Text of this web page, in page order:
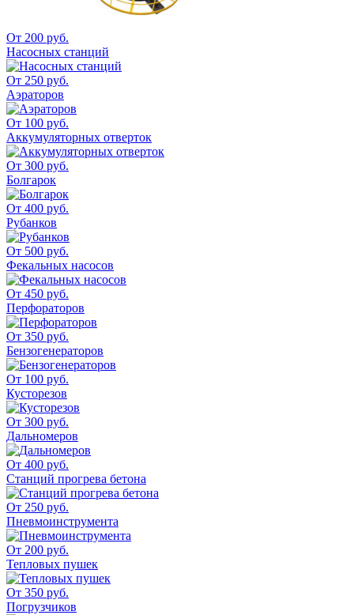
От 200 руб.
Насосных станций
От 250 руб.
Аэраторов
От 100 руб.
Аккумуляторных отверток
От 300 руб.
Болгарок
От 400 руб.
Рубанков
От 500 руб.
Фекальных насосов
От 450 руб.
Перфораторов
От 350 руб.
Бензогенераторов
От 100 руб.
Кусторезов
От 300 руб.
Дальномеров
От 400 руб.
Станций прогрева бетона
От 250 руб.
Пневмоинструмента
От 200 руб.
Тепловых пушек
От 350 руб.
Погрузчиков